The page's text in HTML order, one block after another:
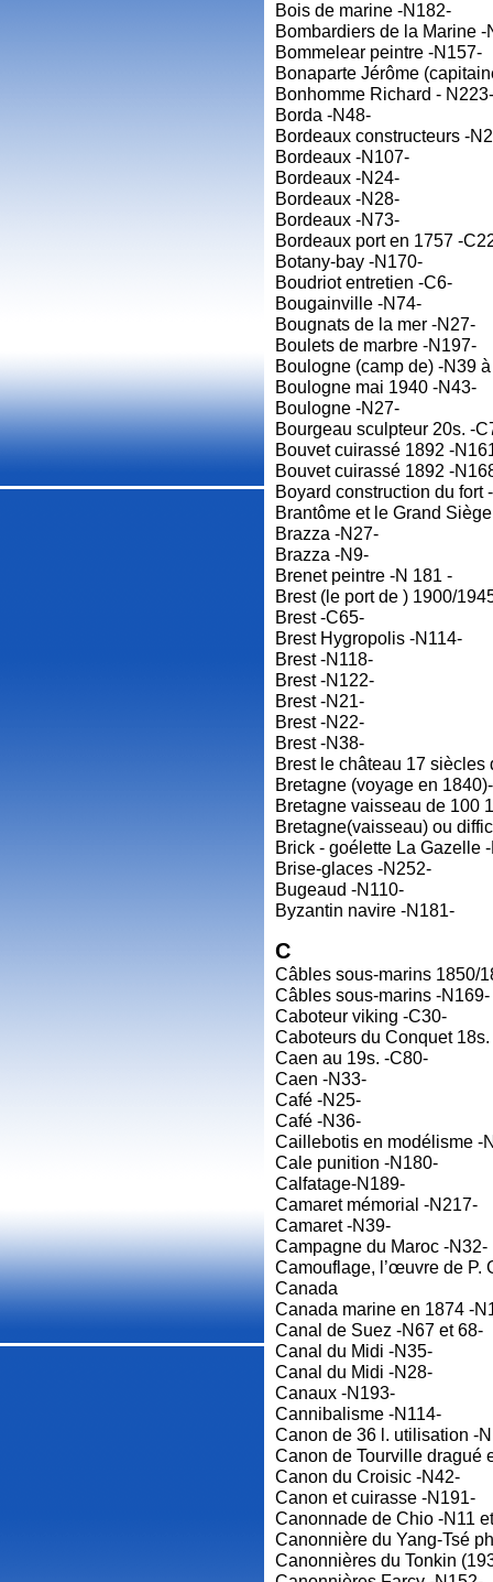
Bois de marine -N182-
Bombardiers de la Marine -
Bommelear peintre -N157-
Bonaparte Jérôme
Bonhomme Richard - N223-
Borda -N48-
Bordeaux constructeurs -
Bordeaux -N107-
Bordeaux -N24-
Bordeaux -N28-
Bordeaux -N73-
Bordeaux port en 1757 -
Botany-bay -N170-
Boudriot entretien -C6-
Bougainville -N74-
Bougnats de la mer -N27-
Boulets de marbre -N197-
Boulogne (camp de) -N39
Boulogne mai 1940 -N43-
Boulogne -N27-
Bourgeau sculpteur 20s. -
Bouvet cuirassé 1892 -
Bouvet cuirassé 1892 -
Boyard construction du fort
Brantôme et le Grand
Brazza -N27-
Brazza -N9-
Brenet peintre -N 181 -
Brest (le port de ) 1900/
Brest -C65-
Brest Hygropolis -N114-
Brest -N118-
Brest -N122-
Brest -N21-
Brest -N22-
Brest -N38-
Brest le château 17 siècles
Bretagne (voyage en
Bretagne vaisseau de 100
Bretagne(vaisseau) ou
Brick - goélette La Gazelle
Brise-glaces -N252-
Bugeaud -N110-
Byzantin navire -N181-
C
Câbles sous-marins 1850/
Câbles sous-marins -N169-
Caboteur viking -C30-
Caboteurs du Conquet
Caen au 19s. -C80-
Caen -N33-
Café -N25-
Café -N36-
Caillebotis en modélisme -
Cale punition -N180-
Calfatage-N189-
Camaret mémorial -N217-
Camaret -N39-
Campagne du Maroc -N32-
Camouflage, l’œuvre de P.
Canada
Canada marine en 1874 -
Canal de Suez -N67 et 68-
Canal du Midi -N35-
Canal du Midi -N28-
Canaux -N193-
Cannibalisme -N114-
Canon de 36 l. utilisation -
Canon de Tourville dragué
Canon du Croisic -N42-
Canon et cuirasse -N191-
Canonnade de Chio -N11
Canonnière du Yang-Tsé
Canonnières du Tonkin